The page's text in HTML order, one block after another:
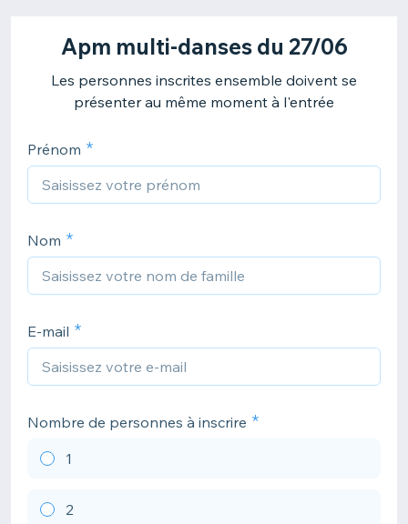
Apm multi-danses du 27/06
Les personnes inscrites ensemble doivent se
présenter au même moment à l'entrée
Prénom
Nom
E-mail
Nombre de personnes à inscrire
1
2